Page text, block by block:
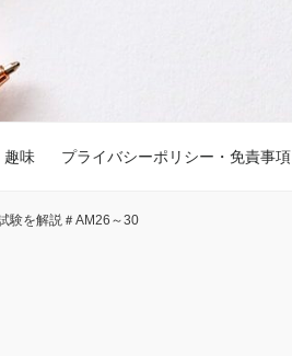
趣味 プライバシーポリシー・免責事項
験を解説＃AM26～30